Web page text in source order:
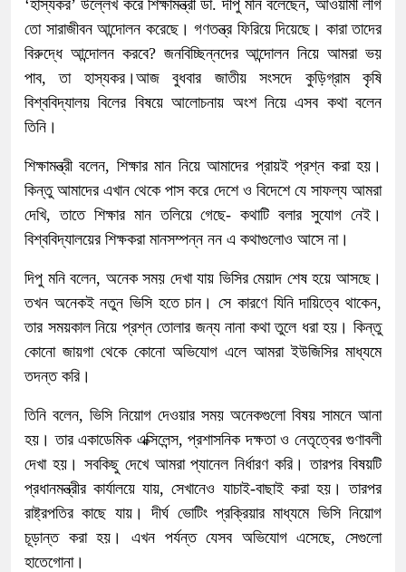
‘হাস্যকর’ উল্লেখ করে শিক্ষামন্ত্রী ডা. দীপু মনি বলেছেন, আওয়ামী লীগ
তো সারাজীবন আন্দোলন করেছে। গণতন্ত্র ফিরিয়ে দিয়েছে। কারা তাদের
বিরুদ্ধে আন্দোলন করবে? জনবিচ্ছিন্নদের আন্দোলন নিয়ে আমরা ভয়
পাব, তা হাস্যকর।আজ বুধবার জাতীয় সংসদে কুড়িগ্রাম কৃষি
বিশ্ববিদ্যালয় বিলের বিষয়ে আলোচনায় অংশ নিয়ে এসব কথা বলেন
তিনি।
শিক্ষামন্ত্রী বলেন, শিক্ষার মান নিয়ে আমাদের প্রায়ই প্রশ্ন করা হয়।
কিন্তু আমাদের এখান থেকে পাস করে দেশে ও বিদেশে যে সাফল্য আমরা
দেখি, তাতে শিক্ষার মান তলিয়ে গেছে- কথাটি বলার সুযোগ নেই।
বিশ্ববিদ্যালয়ের শিক্ষকরা মানসম্পন্ন নন এ কথাগুলোও আসে না।
দিপু মনি বলেন, অনেক সময় দেখা যায় ভিসির মেয়াদ শেষ হয়ে আসছে।
তখন অনেকই নতুন ভিসি হতে চান। সে কারণে যিনি দায়িত্বে থাকেন,
তার সময়কাল নিয়ে প্রশ্ন তোলার জন্য নানা কথা তুলে ধরা হয়। কিন্তু
কোনো জায়গা থেকে কোনো অভিযোগ এলে আমরা ইউজিসির মাধ্যমে
তদন্ত করি।
তিনি বলেন, ভিসি নিয়োগ দেওয়ার সময় অনেকগুলো বিষয় সামনে আনা
হয়। তার একাডেমিক এক্সিলেন্স, প্রশাসনিক দক্ষতা ও নেতৃত্বের গুণাবলী
দেখা হয়। সবকিছু দেখে আমরা প্যানেল নির্ধারণ করি। তারপর বিষয়টি
প্রধানমন্ত্রীর কার্যালয়ে যায়, সেখানেও যাচাই-বাছাই করা হয়। তারপর
রাষ্ট্রপতির কাছে যায়। দীর্ঘ ভোটিং প্রক্রিয়ার মাধ্যমে ভিসি নিয়োগ
চূড়ান্ত করা হয়। এখন পর্যন্ত যেসব অভিযোগ এসেছে, সেগুলো
হাতেগোনা।